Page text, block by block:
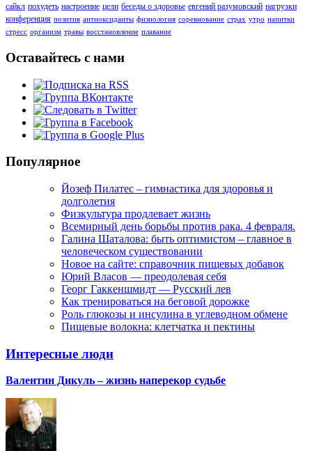
сайкл похудеть настроение цели беседы о здоровье евгений разумовский нагрузки
конференция позитив антиоксиданты физиология соревнование страх утро напитки
стресс организм травы восстановление плавание
Оставайтесь с нами
Популярное
Йозеф Пилатес – гимнастика для здоровья и
долголетия
Физкультура продлевает жизнь
Всемирный день борьбы против рака. 4 февраля.
Галина Шаталова: быть оптимистом – главное в
человеческом существовании
Новое на сайте: справочник пищевых добавок
Юрий Власов — преодолевая себя
Георг Гаккеншмидт — Русский лев
Как тренироваться на беговой дорожке
Роль глюкозы и инсулина в углеводном обмене
Пищевые волокна: клетчатка и пектины
Интересные люди
Валентин Дикуль – жизнь наперекор судьбе